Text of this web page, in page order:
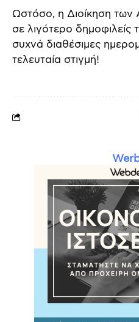
Ωστόσο, η Διοίκηση
σε λιγότερο δημοφιλείς
συχνά διαθέσιμες
τελευταία στιγμή!